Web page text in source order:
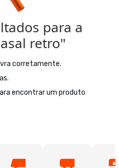
para a
retro"
corretamente.
encontrar um produto